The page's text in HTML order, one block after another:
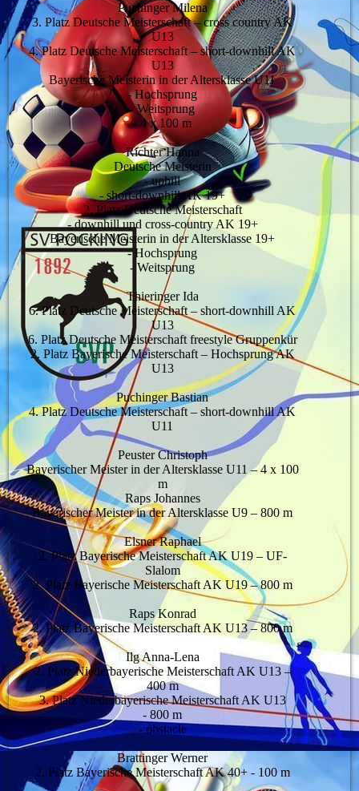
Puchinger Milena
3. Platz Deutsche Meisterschaft – cross country AK
U13
4. Platz Deutsche Meisterschaft – short-downhill AK
U13
Bayerische Meisterin in der Altersklasse U11
- Hochsprung
- Weitsprung
- 4 x 100 m
Richter Hanna
Deutsche Meisterin
- uphill
- short-downhill AK 19+
2. Platz Deutsche Meisterschaft
- downhill und cross-country AK 19+
Bayerische Meisterin in der Altersklasse 19+
- Hochsprung
- Weitsprung
Thieringer Ida
6. Platz Deutsche Meisterschaft – short-downhill AK
U13
6. Platz Deutsche Meisterschaft freestyle Gruppenkür
2. Platz Bayerische Meisterschaft – Hochsprung AK
U13
Puchinger Bastian
4. Platz Deutsche Meisterschaft – short-downhill AK
U11
Peuster Christoph
Bayerischer Meister in der Altersklasse U11 – 4 x 100
m
Raps Johannes
Bayerischer Meister in der Altersklasse U9 – 800 m
Elsner Raphael
2. Platz Bayerische Meisterschaft AK U19 – UF-
Slalom
2. Platz Bayerische Meisterschaft AK U19 – 800 m
Raps Konrad
2. Platz Bayerische Meisterschaft AK U13 – 800 m
Ilg Anna-Lena
2. Platz Niederbayerische Meisterschaft AK U13 –
400 m
3. Platz Niederbayerische Meisterschaft AK U13
- 800 m
- obstacle
Brattinger Werner
2. Platz Bayerische Meisterschaft AK 40+ - 100 m